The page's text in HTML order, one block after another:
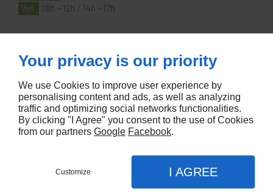
Ven
08h - 12h / 14h - 17h
À PROPOS
Accueil
Contactez-nous
Mentions légales
Plan du site
Your privacy is our priority
We use Cookies to improve user experience by
personalising content and ads, as well as analyzing
traffic and optimizing social networks functionalities.
By clicking "I Agree" you consent to the use of Cookies
from our partners Google Facebook.
Customize I AGREE